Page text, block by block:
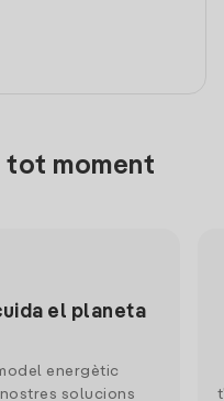
tot moment
el planeta
energètic
solucions